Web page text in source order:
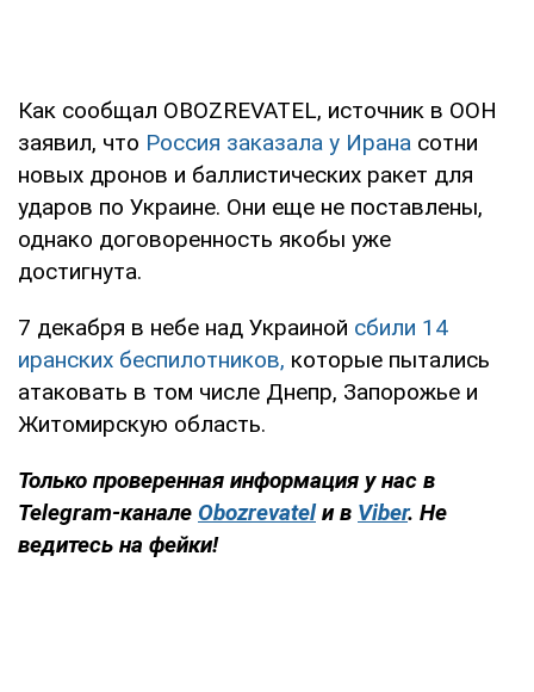
Как сообщал OBOZREVATEL, источник в ООН
заявил, что Россия заказала у Ирана сотни
новых дронов и баллистических ракет для
ударов по Украине. Они еще не поставлены,
однако договоренность якобы уже
достигнута.
7 декабря в небе над Украиной сбили 14
иранских беспилотников, которые пытались
атаковать в том числе Днепр, Запорожье и
Житомирскую область.
Только проверенная информация у нас в
Telegram-канале Obozrevatel и в Viber. Не
ведитесь на фейки!